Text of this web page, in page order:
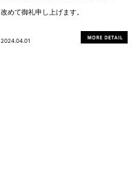
改めて御礼申し上げます。
2024.04.01